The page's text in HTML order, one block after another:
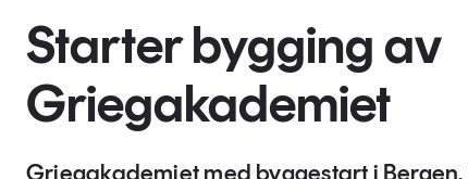
Starter bygging av
Griegakademiet
Griegakademiet med byggestart i Bergen.